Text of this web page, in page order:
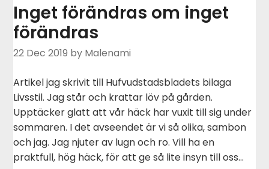
Inget förändras om inget
förändras
22 Dec 2019 by Malenami
Artikel jag skrivit till Hufvudstadsbladets bilaga
Livsstil. Jag står och krattar löv på gården.
Upptäcker glatt att vår häck har vuxit till sig under
sommaren. I det avseendet är vi så olika, sambon
och jag. Jag njuter av lugn och ro. Vill ha en
praktfull, hög häck, för att ge så lite insyn till oss…